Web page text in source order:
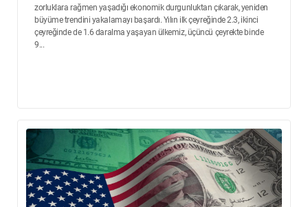
zorluklara rağmen yaşadığı ekonomik durgunluktan çıkarak, yeniden
büyüme trendini yakalamayı başardı. Yılın ilk çeyreğinde 2.3, ikinci
çeyreğinde de 1.6 daralma yaşayan ülkemiz, üçüncü çeyrekte binde
9...